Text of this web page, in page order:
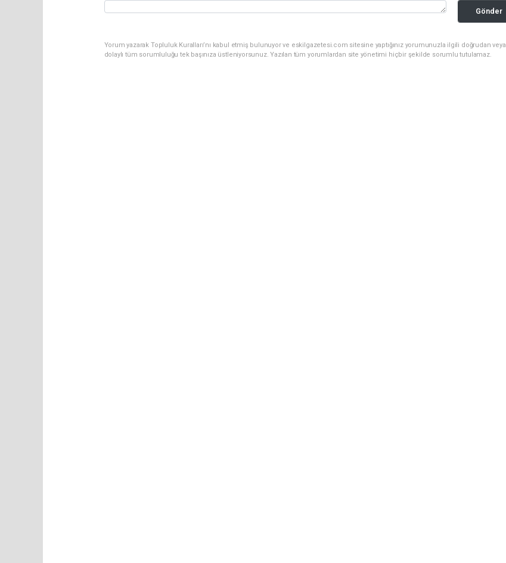
Gönder
Yorum yazarak Topluluk Kuralları’nı kabul etmiş bulunuyor ve eskilgazetesi.com sitesine yaptığınız yorumunuzla ilgili doğrudan veya
dolaylı tüm sorumluluğu tek başınıza üstleniyorsunuz. Yazılan tüm yorumlardan site yönetimi hiçbir şekilde sorumlu tutulamaz.